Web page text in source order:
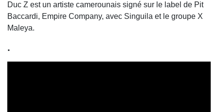
Duc Z est un artiste camerounais signé sur le label de Pit
Baccardi, Empire Company, avec Singuila et le groupe X
Maleya.
.